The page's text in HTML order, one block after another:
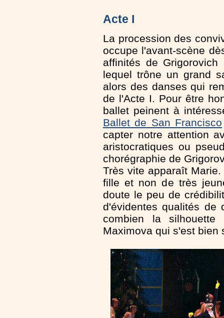
Acte I
La procession des
occupe l'avant-scène
affinités de
lequel trône un grand
alors des danses qui
de l'Acte I. Pour être
ballet peinent à
Ballet de San Francisco
capter notre attention
aristocratiques ou
chorégraphie de
Très vite apparaît
fille et non de très
doute le peu de
d'évidentes qualités de
combien la silhouette
Maximova qui s'est bien